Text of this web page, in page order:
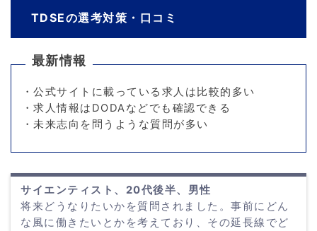
TDSEの選考対策・口コミ
最新情報
・公式サイトに載っている求人は比較的多い
・求人情報はDODAなどでも確認できる
・未来志向を問うような質問が多い
サイエンティスト、20代後半、男性
将来どうなりたいかを質問されました。事前にどん
な風に働きたいとかを考えており、その延長線でど